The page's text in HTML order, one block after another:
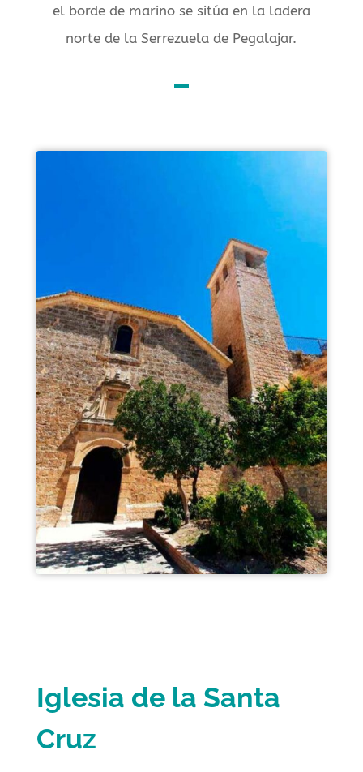
el borde de marino se sitúa en la ladera
norte de la Serrezuela de Pegalajar.
Iglesia de la Santa
Cruz